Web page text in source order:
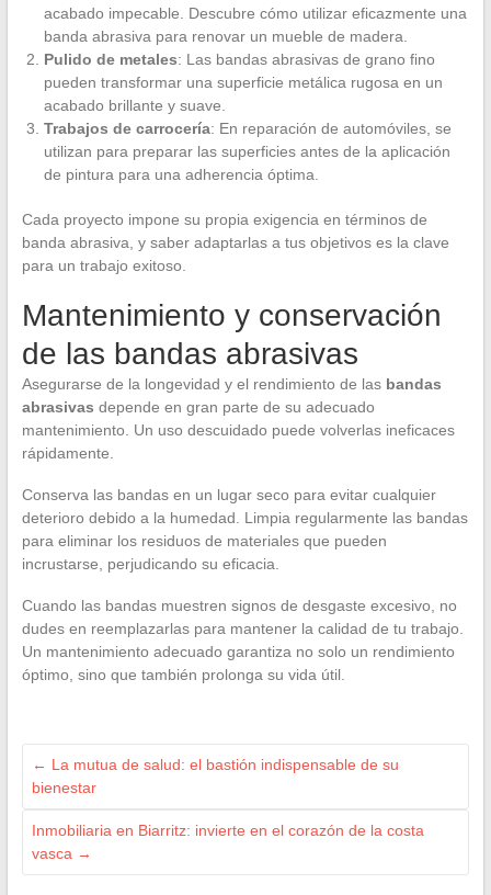
acabado impecable. Descubre cómo utilizar eficazmente una
banda abrasiva para renovar un mueble de madera.
Pulido de metales: Las bandas abrasivas de grano fino
pueden transformar una superficie metálica rugosa en un
acabado brillante y suave.
Trabajos de carrocería: En reparación de automóviles, se
utilizan para preparar las superficies antes de la aplicación
de pintura para una adherencia óptima.
Cada proyecto impone su propia exigencia en términos de
banda abrasiva, y saber adaptarlas a tus objetivos es la clave
para un trabajo exitoso.
Mantenimiento y conservación
de las bandas abrasivas
Asegurarse de la longevidad y el rendimiento de las bandas
abrasivas depende en gran parte de su adecuado
mantenimiento. Un uso descuidado puede volverlas ineficaces
rápidamente.
Conserva las bandas en un lugar seco para evitar cualquier
deterioro debido a la humedad. Limpia regularmente las bandas
para eliminar los residuos de materiales que pueden
incrustarse, perjudicando su eficacia.
Cuando las bandas muestren signos de desgaste excesivo, no
dudes en reemplazarlas para mantener la calidad de tu trabajo.
Un mantenimiento adecuado garantiza no solo un rendimiento
óptimo, sino que también prolonga su vida útil.
← La mutua de salud: el bastión indispensable de su
bienestar
Inmobiliaria en Biarritz: invierte en el corazón de la costa
vasca →